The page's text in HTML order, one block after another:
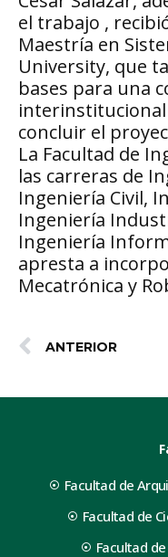
el trabajo ,
Maestría en
University, que
bases para una
interinstitucional
concluir el
La Facultad de
las carreras de
Ingeniería Civil,
Ingeniería
Ingeniería
apresta a
Mecatrónica y
ANTERIOR
Facultad de
Facultad de
Facultad